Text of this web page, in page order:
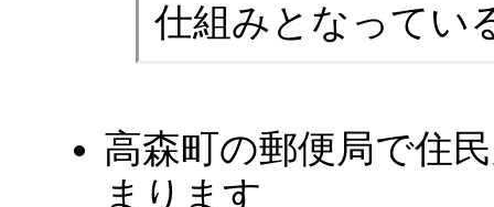
仕組みとなってい
高森町の郵便局で住
まります